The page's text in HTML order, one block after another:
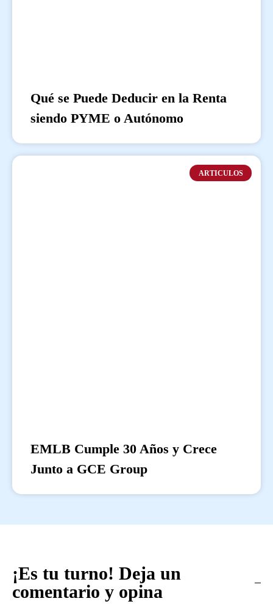
Qué se Puede Deducir en la Renta
siendo PYME o Autónomo
ARTICULOS
EMLB Cumple 30 Años y Crece
Junto a GCE Group
¡Es tu turno! Deja un
comentario y opina